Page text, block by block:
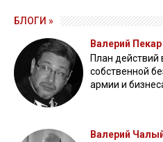
БЛОГИ »
Валерий Пекар
План действий
собственной
армии и
Валерий